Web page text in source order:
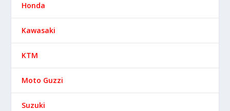
Honda
Kawasaki
KTM
Moto Guzzi
Suzuki